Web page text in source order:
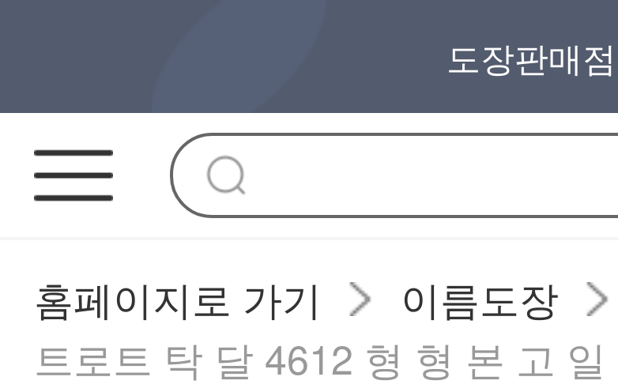
도장판매점
홈페이지로 가기
이름도장
트로트 탁 달 4612 형 형 본 고